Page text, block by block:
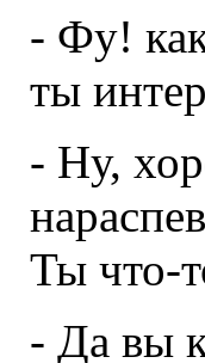
- Фу!
ты
- Ну,
Ты что-
- Да вы